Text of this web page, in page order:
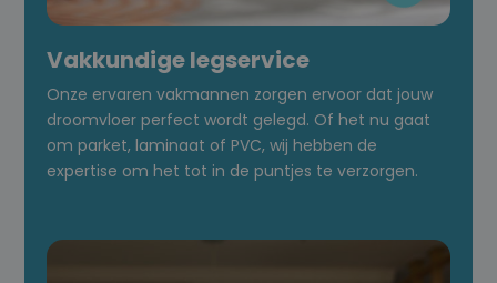
Vakkundige legservice
Onze ervaren vakmannen zorgen ervoor dat jouw
droomvloer perfect wordt gelegd. Of het nu gaat
om parket, laminaat of PVC, wij hebben de
expertise om het tot in de puntjes te verzorgen.